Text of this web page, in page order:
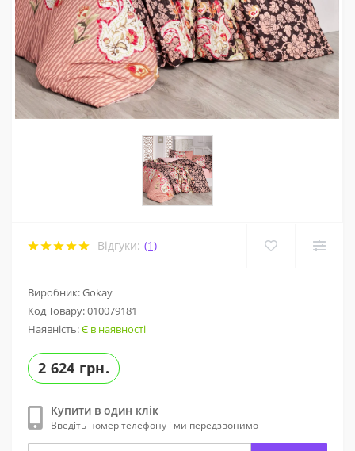
Відгуки: (1)
Виробник: Gokay
Код Товару:010079181
Наявність:Є в наявності
2 624 грн.
Купити в один клік
Введіть номер телефону і ми передзвонимо